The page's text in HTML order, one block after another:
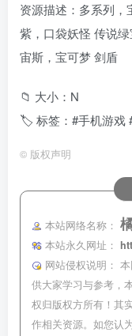
资源描述：多系列
紫，口袋妖怪 传说
宙斯，宝可梦 剑盾
📁 大小：N
🏷 标签：#手机游戏
© 版权声明
本站网络名称：
本站永久网址：
网站侵权说明：
供大家学习与参考，
权归版权方所有！其
作相关资源。如您认